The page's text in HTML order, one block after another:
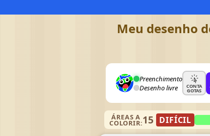
Meu desenho
Preenchimento
Desenho livre
CONTA
GOTAS
ÁREAS A
COLORIR:15 DIFÍCIL